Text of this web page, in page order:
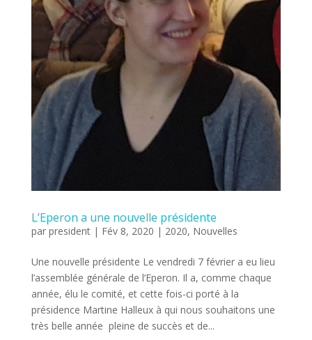
L’Eperon a une nouvelle présidente
par president| Fév 8, 2020 | 2020, Nouvelles
Une nouvelle présidente Le vendredi 7 février a eu lieu
l’assemblée générale de l’Eperon. Il a, comme chaque
année, élu le comité, et cette fois-ci porté à la
présidence Martine Halleux à qui nous souhaitons une
très belle année pleine de succès et de...